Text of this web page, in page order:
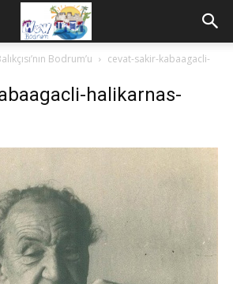
Bodrum’u
cevat-sakir-kabaagacli-
halikarnas-